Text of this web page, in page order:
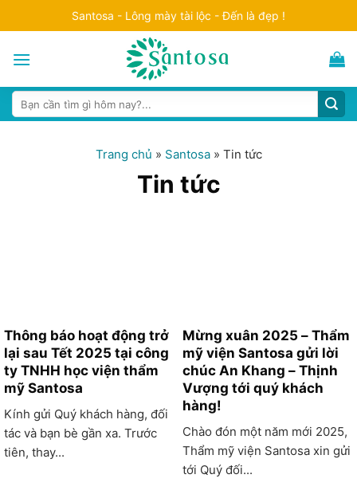
to
Santosa - Lông mày tài lộc - Đến là đẹp !
Search
for:
Trang chủ » Santosa» Tin tức
Tin tức
Thông báo hoạt động trở
lại sau Tết 2025 tại công
ty TNHH học viện thẩm
mỹ Santosa
Kính gửi Quý khách hàng, đối
tác và bạn bè gần xa. Trước
tiên, thay...
Mừng xuân 2025 – Thẩm
mỹ viện Santosa gửi lời
chúc An Khang – Thịnh
Vượng tới quý khách
hàng!
Chào đón một năm mới 2025,
Thẩm mỹ viện Santosa xin gửi
tới Quý đối...